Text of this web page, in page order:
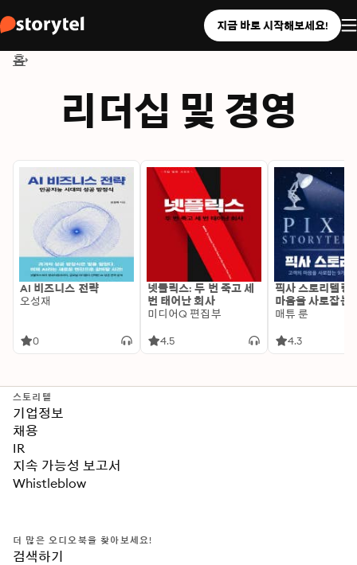
지금 바로 시작해보세요!
홈
리더십 및 경영
AI 비즈니스 전략
오성재
0
넷플릭스: 두 번 죽고 세
번 태어난 회사
미디어Q 편집부
4.5
픽사 스토리텔링:
마음을 사로잡는
스토리 법칙
매튜 룬
4.3
스토리텔
기업정보
채용
IR
지속 가능성 보고서
Whistleblow
더 많은 오디오북을 찾아보세요!
검색하기